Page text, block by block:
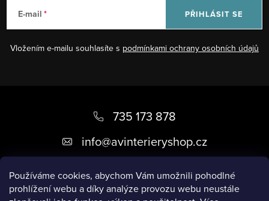
Používáme cookies, abychom Vám umožnili pohodlné
prohlížení webu a díky analýze provozu webu neustále
E-mail
Vložením e-mailu souhlasíte s podmínkami ochrany osobních údajů
PŘIHLÁSIT SE
a
735 173 878
info@avinterieryshop.cz